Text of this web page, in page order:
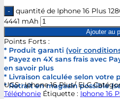
quantité de Iphone 16 Plus
4441 mAh
Ajouter au
Points Forts :
* Produit garanti (voir
* Payez en 4X sans frais avec
en savoir plus
* Livraison calculée selon votre
* Retrait en magasin possible
UGS :Iphone 16 Plus/ ELC
Téléphonie Étiquette : Iphone 16